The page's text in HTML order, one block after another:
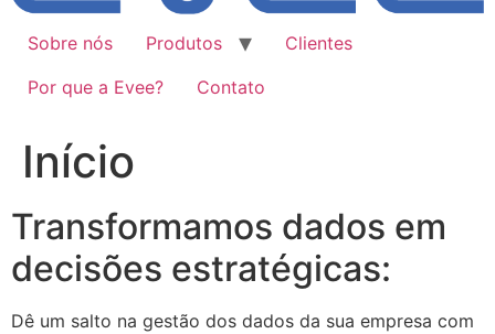
Sobre nós Produtos
Clientes
Por que a Evee?
Contato
Início
Transformamos dados em
decisões estratégicas:
Dê um salto na gestão dos dados da sua empresa com